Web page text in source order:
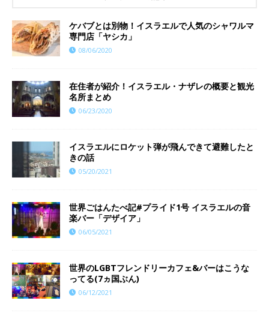
ケバブとは別物！イスラエルで人気のシャワルマ
専門店「ヤシカ」
08/06/2020
在住者が紹介！イスラエル・ナザレの概要と観光
名所まとめ
06/23/2020
イスラエルにロケット弾が飛んできて避難したと
きの話
05/20/2021
世界ごはんたべ記#プライド1号 イスラエルの音
楽バー「デザイア」
06/05/2021
世界のLGBTフレンドリーカフェ&バーはこうな
ってる(7ヵ国ぶん)
06/12/2021